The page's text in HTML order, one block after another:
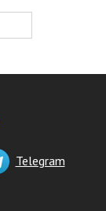
Telegram